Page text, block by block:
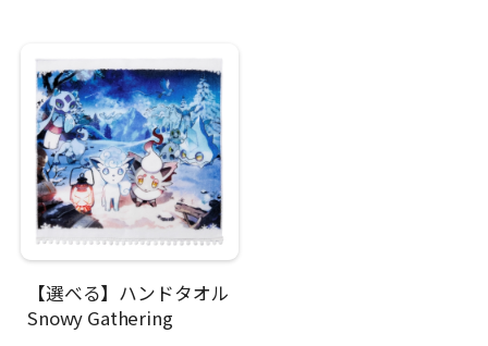
【選べる】ハンドタオル
Snowy Gathering